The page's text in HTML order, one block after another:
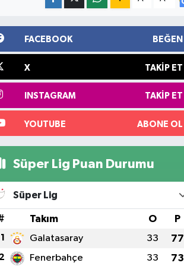
FACEBOOK BEĞEN
X TAKIP ET
INSTAGRAM TAKIP ET
YOUTUBE ABONE OL
Süper Lig Puan Durumu
Süper Lig
Takım O P
1 Galatasaray 33 77
Fenerbahçe 33 73